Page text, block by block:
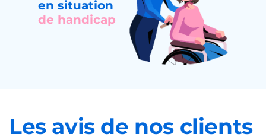
en situation
de handicap
Les avis de nos clients